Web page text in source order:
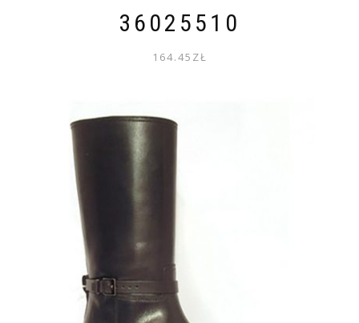
36025510
164.45 ZŁ